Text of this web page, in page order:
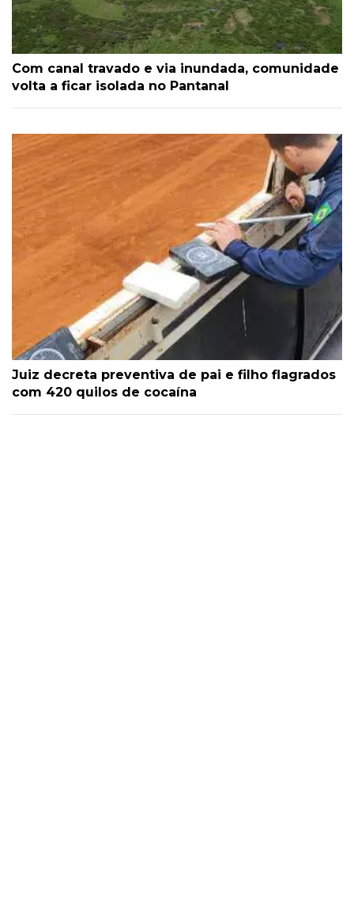
Com canal travado e via inundada, comunidade
volta a ficar isolada no Pantanal
Juiz decreta preventiva de pai e filho flagrados
com 420 quilos de cocaína